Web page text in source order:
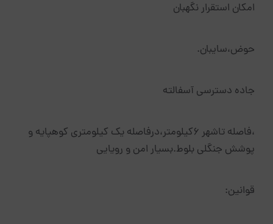
امکان استقرار نگهبان
حوض،سایبان.
جاده دسترسی آسفالته
،فاصله تاشهر ۶کیلومتر،درفاصله یک کیلومتری کوهپایه و
پوشش جنگلی بلوط.بسیار امن و رویایی
قوانین: